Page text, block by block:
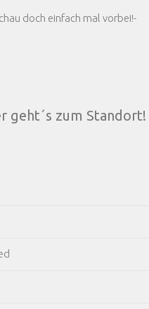
doch einfach mal vorbei!-
geht´s zum Standort!